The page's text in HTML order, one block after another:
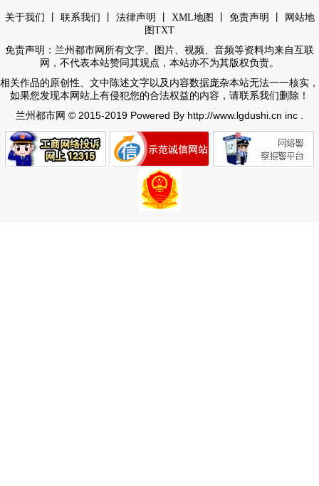
关于我们 联系我们 法律声明 XML地图 免责声明
网站地
图 TXT
免责声明：兰州都市网所有文字、图片、视频、音频等资料均来自互联
网，不代表本站赞同其观点，本站亦不为其版权负责。
相关作品的原创性、文中陈述文字以及内容数据庞杂本站无法一一核实，
如果您发现本网站上有侵犯您的合法权益的内容，请联系我们删除！
兰州都市网 © 2015-2019 Powered By http://www.lgdushi.cn inc .